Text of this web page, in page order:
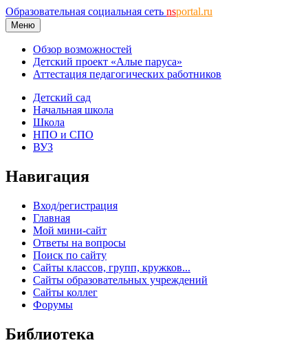
Образовательная социальная сеть nsportal.ru
Меню
Обзор возможностей
Детский проект «Алые паруса»
Аттестация педагогических работников
Детский сад
Начальная школа
Школа
НПО и СПО
ВУЗ
Навигация
Вход/регистрация
Главная
Мой мини-сайт
Ответы на вопросы
Поиск по сайту
Сайты классов, групп, кружков...
Сайты образовательных учреждений
Сайты коллег
Форумы
Библиотека